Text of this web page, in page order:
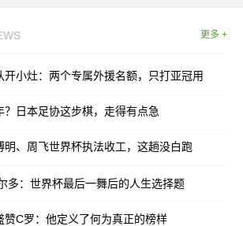
更多 +
开小灶：两个专属外援名额，只打亚冠用
？日本足协这步棋，走得有点急
明、周飞世界杯执法收工，这趟没白跑
多：世界杯最后一舞后的人生选择题
赞C罗：他定义了何为真正的榜样